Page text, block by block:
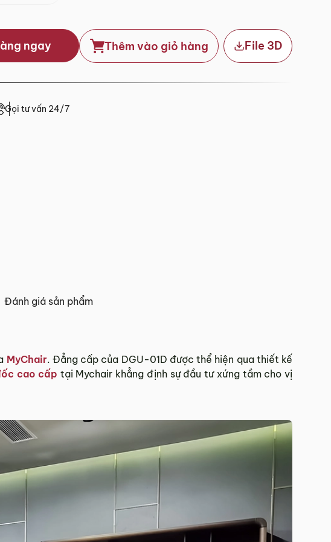
ngay Thêm vào giỏ hàng File 3D
Gọi tư vấn 24/7
Đánh giá sản phẩm
MyChair. Đẳng cấp của DGU-01D được thể hiện qua thiết kế
cao cấp tại Mychair khẳng định sự đầu tư xứng tầm cho vị
các ngày Lễ, Tết.
TP. Hồ Chí Minh.
doanh sẽ báo phí giao hàng cụ thể.
trên từng đơn hàng theo từng khu vực.
đơn hàng và giao hàng.
0942 902 468để nhận được sự hỗ trợ nhanh nhất.